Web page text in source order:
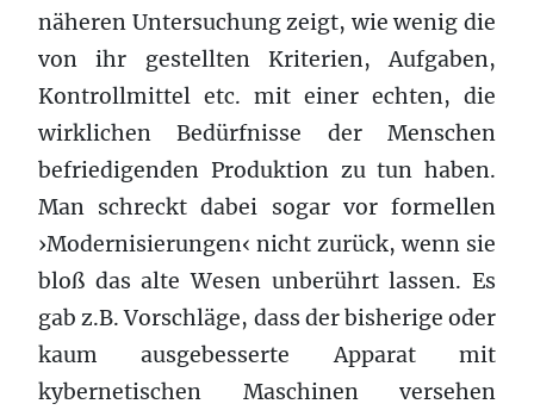
näheren Untersuchung zeigt, wie wenig die
von ihr gestellten Kriterien, Aufgaben,
Kontrollmittel etc. mit einer echten, die
wirklichen Bedürfnisse der Menschen
befriedigenden Produktion zu tun haben.
Man schreckt dabei sogar vor formellen
›Modernisierungen‹ nicht zurück, wenn sie
bloß das alte Wesen unberührt lassen. Es
gab z.B. Vorschläge, dass der bisherige oder
kaum ausgebesserte Apparat mit
kybernetischen Maschinen versehen